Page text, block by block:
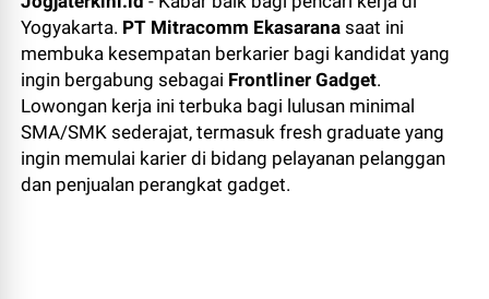
Yogyakarta. PT Mitracomm Ekasarana saat ini
membuka kesempatan berkarier bagi kandidat yang
ingin bergabung sebagai Frontliner Gadget.
Lowongan kerja ini terbuka bagi lulusan minimal
SMA/SMK sederajat, termasuk fresh graduate yang
ingin memulai karier di bidang pelayanan pelanggan
dan penjualan perangkat gadget.